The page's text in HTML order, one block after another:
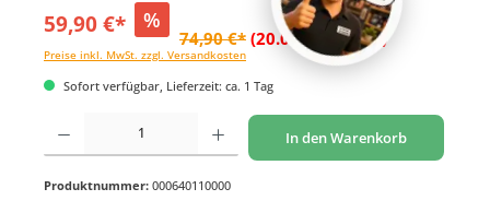
59,90 €* %
74,90 €* (20.03% gespart)
Preise inkl. MwSt. zzgl. Versandkosten
Sofort verfügbar, Lieferzeit: ca. 1 Tag
Produkt Anzahl: Gib den gewünschten Wert ein oder benutze die Schaltflächen um
In den Warenkorb
Produktnummer: 000640110000